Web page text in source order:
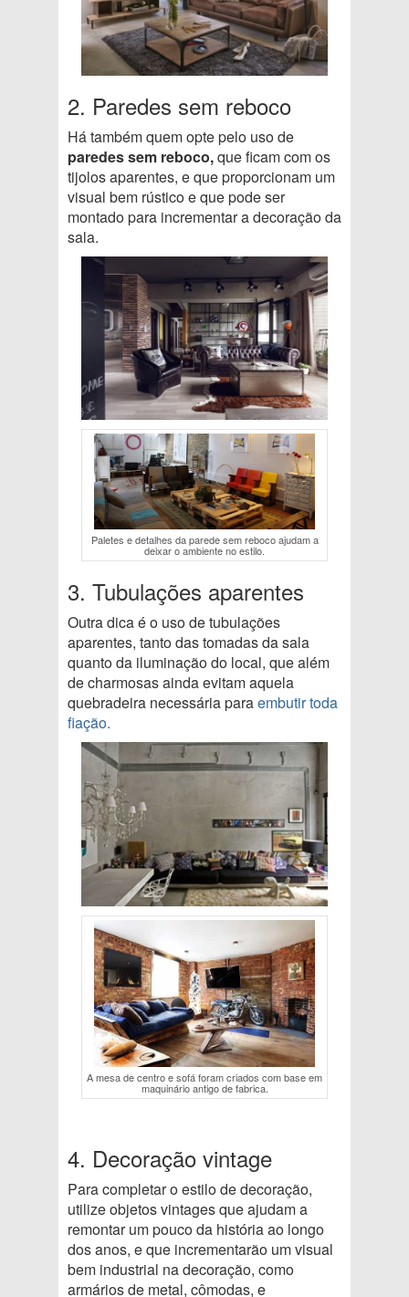
2. Paredes sem reboco
Há também quem opte pelo uso de
paredes sem reboco,que ficam com os
tijolos aparentes, e que proporcionam um
visual bem rústico e que pode ser
montado para incrementar a decoração da
sala.
Paletes e detalhes da parede sem reboco ajudam a
deixar o ambiente no estilo.
3. Tubulações aparentes
Outra dica é o uso de tubulações
aparentes, tanto das tomadas da sala
quanto da iluminação do local, que além
de charmosas ainda evitam aquela
quebradeira necessária paraembutir toda
fiação.
A mesa de centro e sofá foram criados com base em
maquinário antigo de fabrica.
4. Decoração vintage
Para completar o estilo de decoração,
utilize objetos vintages que ajudam a
remontar um pouco da história ao longo
dos anos, e que incrementarão um visual
bem industrial na decoração, como
armários de metal, cômodas, e